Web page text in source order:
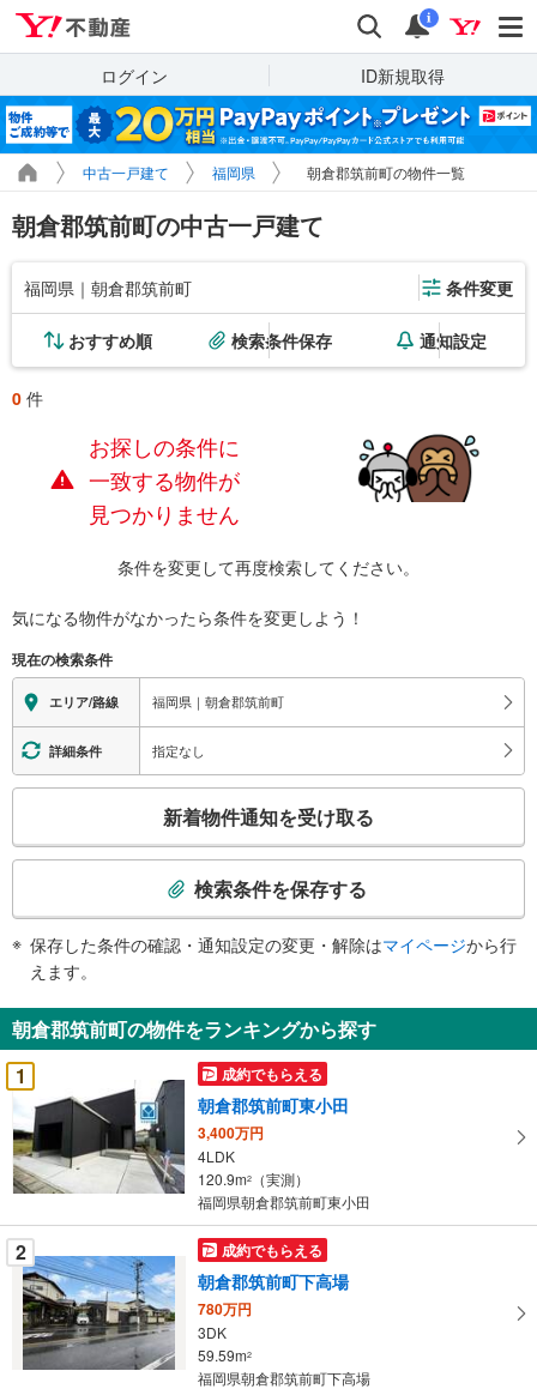
検索 通知
i
ログイン ID新規取得
中古一戸建て 福岡県 朝倉郡筑前町の物件一覧
朝倉郡筑前町の中古一戸建て
福岡県｜朝倉郡筑前町 条件変更
おすすめ順 検索条件保存 通知設定
0 件
お探しの条件に
一致する物件が
見つかりません
条件を変更して再度検索してください。
気になる物件がなかったら条件を変更しよう！
現在の検索条件
エリア/路線 福岡県｜朝倉郡筑前町
詳細条件 指定なし
検
知
を
受
け
取
る
・
条
件
を
マ
イ
ペ
ー
新着物件通知を受け取る
検索条件を保存する
保存した条件の確認・通知設定の変更・解除はマイページから行
えます。
朝倉郡筑前町の物件をランキングから探す
1
成約でもらえる
朝倉郡筑前町東小田
3,400万円
4LDK
120.9m2
（実測）
福岡県朝倉郡筑前町東小田
2 成約でもらえる
朝倉郡筑前町下高場
780万円
3DK
59.59m2
福岡県朝倉郡筑前町下高場